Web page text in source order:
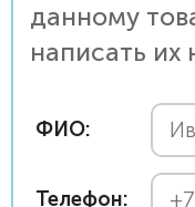
данному
написать
ФИО:
Телефон: